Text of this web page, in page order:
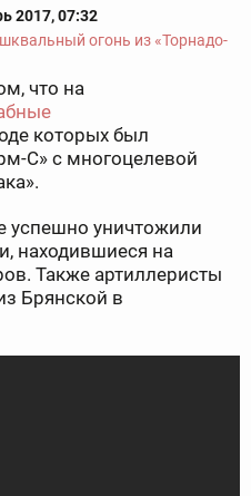
2017, 07:32
что на
которых был
С» с многоцелевой
уничтожили
находившиеся на
Также артиллеристы
Брянской в